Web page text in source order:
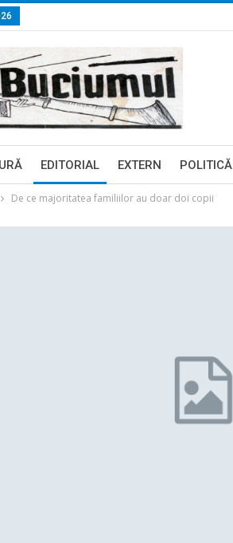
EDITORIAL EXTERN POLITICĂ
De ce majoritatea familiilor au doar doi copii